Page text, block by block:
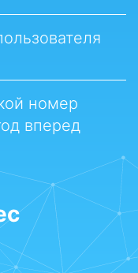
номер
вперед